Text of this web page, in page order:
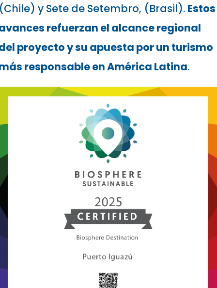
y Sete de Setembro, (Brasil). Estos
refuerzan el alcance regional
proyecto y su apuesta por un turismo
responsable en América Latina.